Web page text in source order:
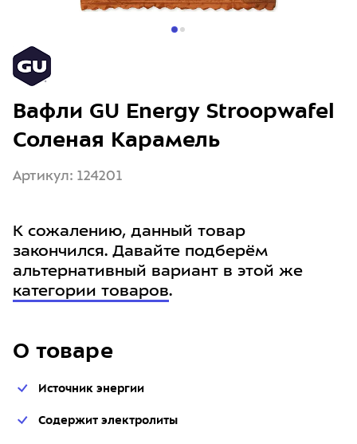
О товаре
Источник энергии
Содержит электролиты
Вафли GU Energy Stroopwafel
Соленая Карамель
Артикул: 124201
К сожалению, данный товар
закончился. Давайте подберём
альтернативный вариант в этой же
категории товаров.